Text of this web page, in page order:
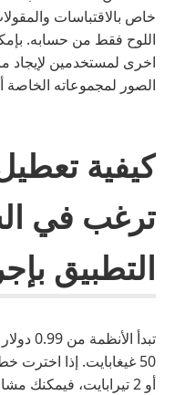
خاص بالاقتباسات
اللوح فقط من حسابه.
الصور لمجموعاته الخاصة
كيفية
ترغب في
التطبيق
تبدأ
أو 2 تيرابايت،